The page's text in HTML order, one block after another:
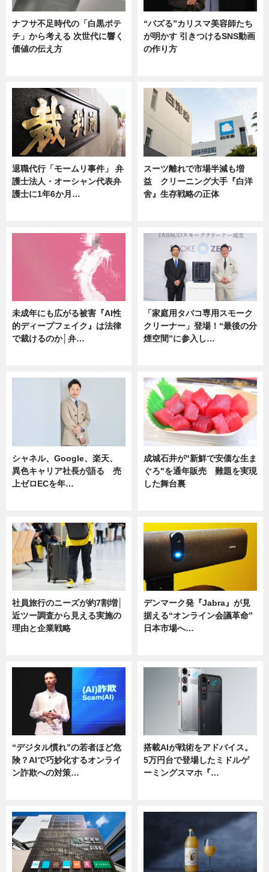
ナフサ不足時代の「白黒ポテ
チ」から考える 次世代に響く
価値の伝え方
“バズる”カリスマ美容師たち
が明かす 引きつけるSNS動画
の作り方
退職代行「モームリ事件」 弁
護士法人・オーシャン代表弁
護士に1年6か月…
スーツ離れで市場半減も増
益 クリーニング大手『白洋
舍』生存戦略の正体
未成年にも広がる被害『AI性
的ディープフェイク』は法律
で裁けるのか│弁…
「家庭用タバコ専用スモーク
クリーナー」登場！“最後の分
煙空間”に参入し…
シャネル、Google、楽天、
異色キャリア社長が語る 売
上ゼロECを年…
成城石井が"新鮮で安価な生ま
ぐろ"を通年販売 難題を実現
した舞台裏
社員旅行のニーズが約7割増│
近ツー調査から見える実施の
理由と企業戦略
デンマーク発『Jabra』が見
据える“オンライン会議革命”
日本市場へ…
“デジタル慣れ”の若者ほど危
険？AIで巧妙化するオンライ
ン詐欺への対策…
搭載AIが戦術をアドバイス。
5万円台で登場したミドルゲ
ーミングスマホ『…